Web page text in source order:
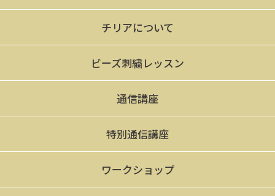
チリアについて
ビーズ刺繍レッスン
通信講座
特別通信講座
ワークショップ